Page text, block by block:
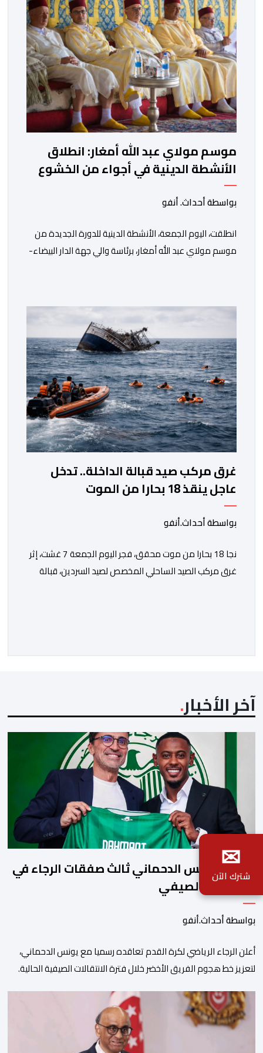
وأوضحت الوزارة، في بلاغ، أن أطر […]
موسم مولاي عبد الله أمغار: انطلاق
الأنشطة الدينية في أجواء من الخشوع
الروحي
بواسطة أحداث. أنفو
انطلقت، اليوم الجمعة، الأنشطة الدينية للدورة الجديدة من
موسم مولاي عبد الله أمغار، برئاسة والي جهة الدار البيضاء-
المحلي للجديدة، وذلك بحضور شخصيات مدنية وعسكرية
ودينية. وجرت مراسيم افتتاح فعاليات الموسم بالخيمة
الرسمية، حيث أُلقيت كلمات كل من رئيس المجلس […]
غرق مركب صيد قبالة الداخلة.. تدخل
عاجل ينقذ 18 بحارا من الموت
بواسطة أحداث.أنفو
نجا 18 بحارا من موت محقق، فجر اليوم الجمعة 7 غشت، إثر
غرق مركب الصيد الساحلي المخصص لصيد السردين، قبالة
آخر الأخبار
رسميا..يونس الدحماني ثالث صفقات الرجاء في
الميركاتو الصيفي
بواسطة أحداث.أنفو
أعلن الرجاء الرياضي لكرة القدم تعاقده رسميا مع يونس الدحماني،
لتعزيز خط هجوم الفريق الأخضر خلال فترة الانتقالات الصيفية الحالية. ​
حيث يعول عليه الطاقم التقني للرجاء لتقديم الإضافة المرجوة في
المسابقات المحلية والقارية المقبلة. ​وجاء هذا التعاقد بعد أداء لافت
قدمه اللاعب برفقة اتحاد […]
✉
شترك الآن